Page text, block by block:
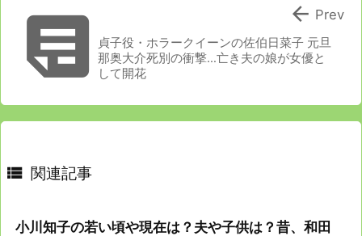
貞子役・ホラークイーンの佐伯日菜子 元旦
那奥大介死別の衝撃…亡き夫の娘が女優と
して開花
 Prev
 関連記事
小川知子の若い頃や現在は？夫や子供は？昔、和田